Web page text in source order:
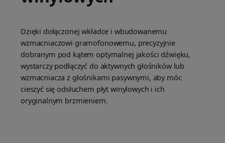
Dzięki dołączonej wkładce i wbudowanemu
wzmacniaczowi gramofonowemu, precyzyjnie
dobranym pod kątem optymalnej jakości dźwięku,
wystarczy podłączyć do aktywnych głośników lub
wzmacniacza z głośnikami pasywnymi, aby móc
cieszyć się odsłuchem płyt winylowych i ich
oryginalnym brzmieniem.